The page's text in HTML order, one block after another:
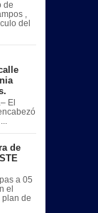
de
,
del
El
de
a 05
el
plan de